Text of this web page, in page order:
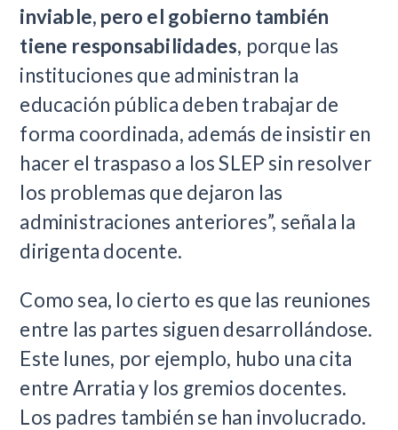
inviable, pero el gobierno también
tiene responsabilidades, porque las
instituciones que administran la
educación pública deben trabajar de
forma coordinada, además de insistir en
hacer el traspaso a los SLEP sin resolver
los problemas que dejaron las
administraciones anteriores”, señala la
dirigenta docente.
Como sea, lo cierto es que las reuniones
entre las partes siguen desarrollándose.
Este lunes, por ejemplo, hubo una cita
entre Arratia y los gremios docentes.
Los padres también se han involucrado.